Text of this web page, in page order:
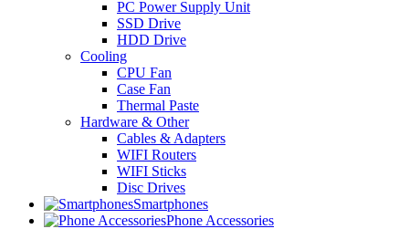
PC Power Supply Unit
SSD Drive
HDD Drive
Cooling
CPU Fan
Case Fan
Thermal Paste
Hardware & Other
Cables & Adapters
WIFI Routers
WIFI Sticks
Disc Drives
Smartphones
Phone Accessories